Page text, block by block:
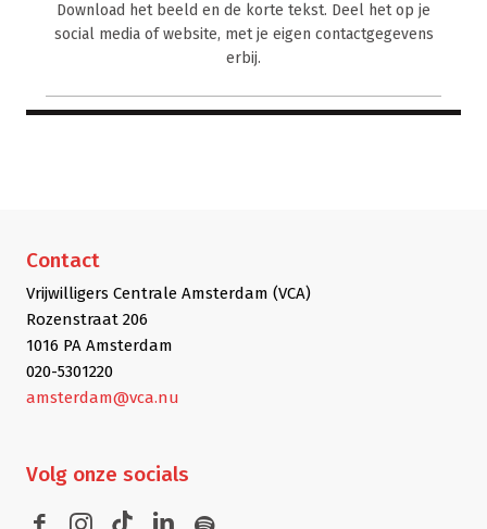
Download het beeld en de korte tekst. Deel het op je
social media of website, met je eigen contactgegevens
erbij.
Contact
Vrijwilligers Centrale Amsterdam (VCA)
Rozenstraat 206
1016 PA Amsterdam
020-5301220
amsterdam@vca.nu
Volg onze socials